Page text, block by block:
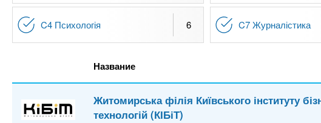
n
f
o
й
C4 Психологія 6 C7 Журналістика
Название
Житомирська філія Київського інституту
технологій (КІБіТ)